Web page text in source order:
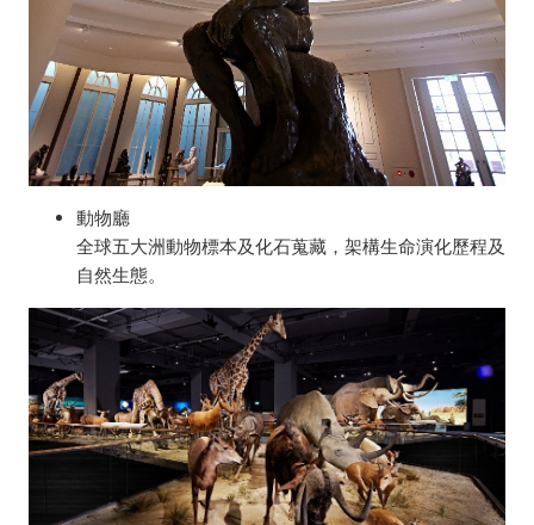
動物廳
全球五大洲動物標本及化石蒐藏，架構生命演化歷程及
自然生態。